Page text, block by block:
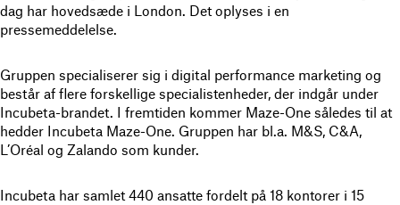
dag har hovedsæde i London. Det oplyses i en
pressemeddelelse.
Gruppen specialiserer sig i digital performance marketing og
består af flere forskellige specialistenheder, der indgår under
Incubeta-brandet. I fremtiden kommer Maze-One således til at
hedder Incubeta Maze-One. Gruppen har bl.a. M&S, C&A,
L’Oréal og Zalando som kunder.
Incubeta har samlet 440 ansatte fordelt på 18 kontorer i 15